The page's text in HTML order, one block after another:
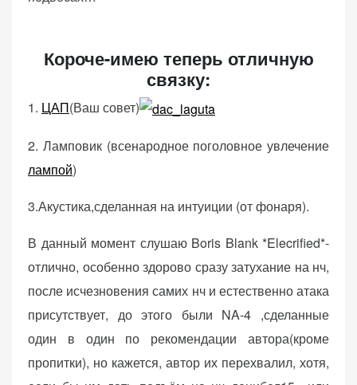
Короче-имею теперь отличную
связку:
1. ЦАП(Ваш совет)
2. Ламповик (всенародное поголовное увлечение
лампой)
3.Акустика,сделанная на интуиции (от фонаря).
В данный момент слушаю Boris Blank *Elecrified*-
отлично, особенно здорово сразу затухание на нч,
после исчезновения самих нч и естественно атака
присутствует, до этого были NA-4 ,сделанные
один в один по рекомендации автора(кроме
пропитки), но кажется, автор их перехвалил, хотя,